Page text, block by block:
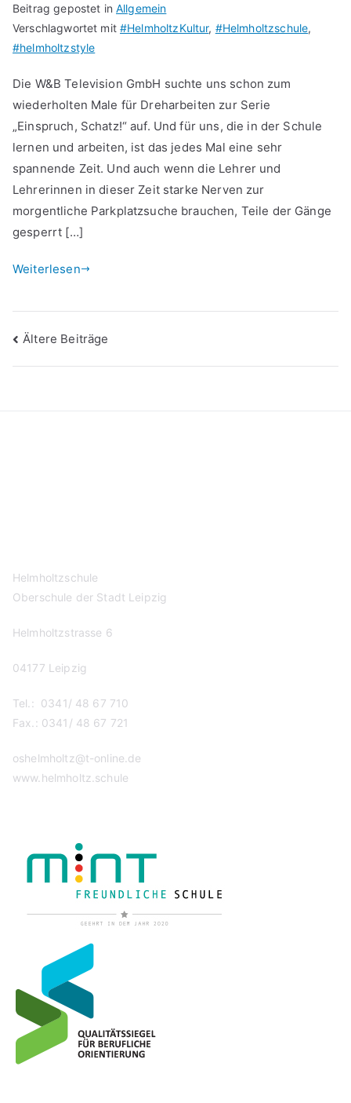
Beitrag gepostet inAllgemein
Verschlagwortet mit#HelmholtzKultur, #Helmholtzschule,
#helmholtzstyle
Die W&B Television GmbH suchte uns schon zum
wiederholten Male für Dreharbeiten zur Serie
„Einspruch, Schatz!“ auf. Und für uns, die in der Schule
lernen und arbeiten, ist das jedes Mal eine sehr
spannende Zeit. Und auch wenn die Lehrer und
Lehrerinnen in dieser Zeit starke Nerven zur
morgentliche Parkplatzsuche brauchen, Teile der Gänge
gesperrt […]
Weiterlesen
Beitragsnavigation
Ältere Beiträge
Helmholtzschule
Oberschule der Stadt Leipzig
Helmholtzstrasse 6
04177 Leipzig
Tel.: 0341/ 48 67 710
Fax.: 0341/ 48 67 721
oshelmholtz@t-online.de
www.helmholtz.schule